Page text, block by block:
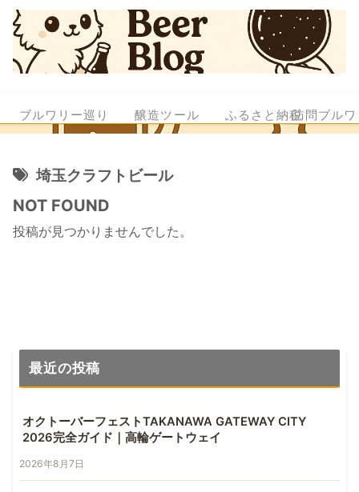
ブルワリー巡り 醸造ツール ふるさと納税訪問ブル
埼玉クラフトビール
NOT FOUND
投稿が見つかりませんでした。
最近の投稿
オクトーバーフェストTAKANAWA GATEWAY CITY
2026完全ガイド｜高輪ゲートウェイ
2026年8月7日